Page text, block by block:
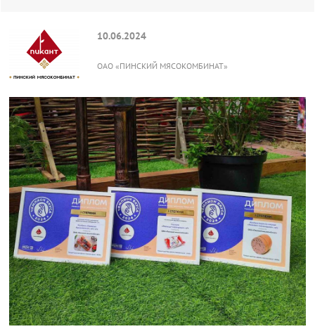
10.06.2024
ОАО «ПИНСКИЙ МЯСОКОМБИНАТ»